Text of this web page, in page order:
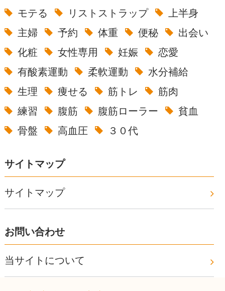
モテる
リストストラップ
上半身
主婦
予約 体重 便秘
出会い
化粧
女性専用 妊娠
恋愛
有酸素運動
柔軟運動
水分補給
生理
痩せる 筋トレ
筋肉
練習
腹筋 腹筋ローラー
貧血
骨盤
高血圧 ３０代
サイトマップ
サイトマップ
お問い合わせ
当サイトについて